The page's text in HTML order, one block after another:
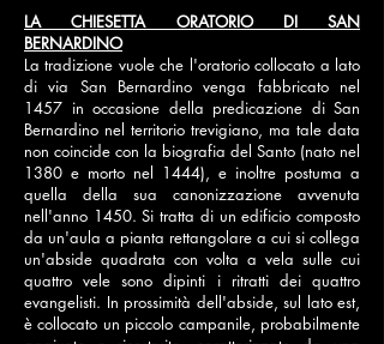
LA CHIESETTA ORATORIO DI SAN
BERNARDINO
La tradizione vuole che l'oratorio collocato a lato
di via San Bernardino venga fabbricato nel
1457 in occasione della predicazione di San
Bernardino nel territorio trevigiano, ma tale data
non coincide con la biografia del Santo (nato nel
1380 e morto nel 1444), e inoltre postuma a
quella della sua canonizzazione avvenuta
nell'anno 1450. Si tratta di un edificio composto
da un'aula a pianta rettangolare a cui si collega
un'abside quadrata con volta a vela sulle cui
quattro vele sono dipinti i ritratti dei quattro
evangelisti. In prossimità dell'abside, sul lato est,
è collocato un piccolo campanile, probabilmente